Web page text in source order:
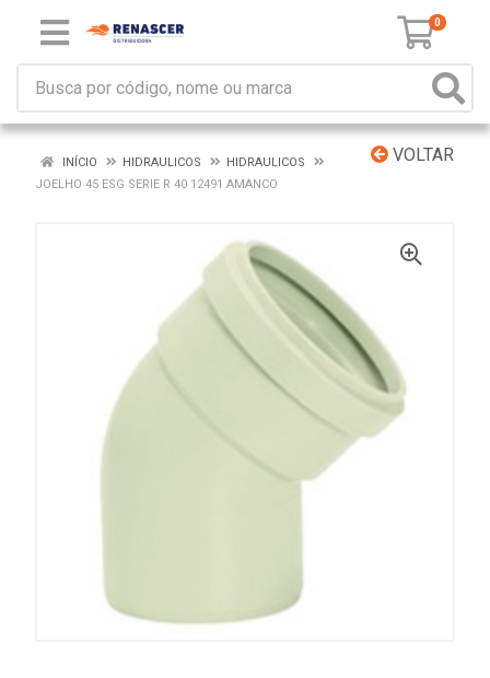
0
VOLTAR
INÍCIO HIDRAULICOS
HIDRAULICOS
JOELHO 45 ESG SERIE R 40 12491 AMANCO